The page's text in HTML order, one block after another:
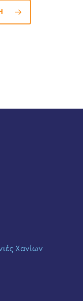
Χανίων